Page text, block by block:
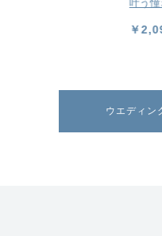
叶う憧れの結婚式*
￥2,093,630／60
ウエディン